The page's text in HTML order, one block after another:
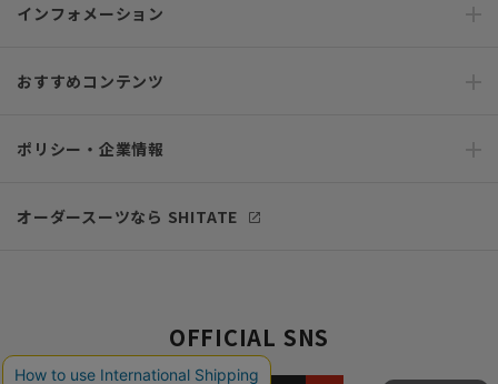
インフォメーション
おすすめコンテンツ
ポリシー・企業情報
オーダースーツなら SHITATE
OFFICIAL SNS